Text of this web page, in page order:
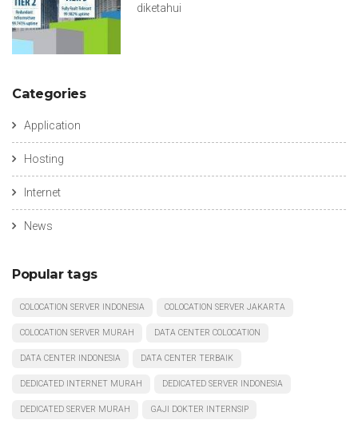
diketahui
Categories
Application
Hosting
Internet
News
Popular tags
COLOCATION SERVER INDONESIA COLOCATION SERVER JAKARTA
COLOCATION SERVER MURAH DATA CENTER COLOCATION
DATA CENTER INDONESIA DATA CENTER TERBAIK
DEDICATED INTERNET MURAH DEDICATED SERVER INDONESIA
DEDICATED SERVER MURAH GAJI DOKTER INTERNSIP